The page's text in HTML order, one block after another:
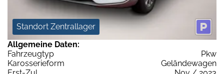
Standort Zentrallager
Allgemeine Daten:
Fahrzeugtyp
Pkw
Karosserieform
Geländewagen